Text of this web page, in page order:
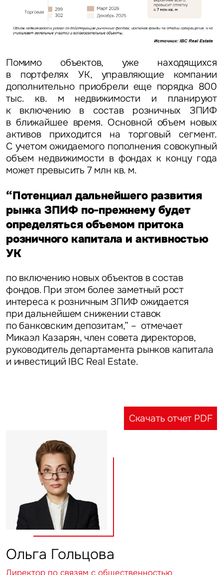
Помимо объектов, уже находящихся
в портфелях УК, управляющие компании
дополнительно приобрели еще порядка 800
тыс. кв. м недвижимости и планируют
к включению в состав розничных ЗПИФ
в ближайшее время. Основной объем новых
активов приходится на торговый сегмент.
С учетом ожидаемого пополнения совокупный
объем недвижимости в фондах к концу года
может превысить 7 млн кв. м.
“Потенциал дальнейшего развития
рынка ЗПИФ по-прежнему будет
определяться объемом притока
розничного капитала и активностью
УК
по включению новых объектов в состав
фондов. При этом более заметный рост
интереса к розничным ЗПИФ ожидается
при дальнейшем снижении ставок
по банковским депозитам,” – отмечает
Микаэл Казарян, член совета директоров,
руководитель департамента рынков капитала
и инвестиций IBC Real Estate.
Скачать отчет PDF
Ольга Гольцова
Директор по связям с общественностью
Задайте свой вопрос
Вопрос
Уведомления
Объявление
Это обязательное поле
Это обязательное поле
Нажимая на кнопку «Отправить», вы даете свое согласие